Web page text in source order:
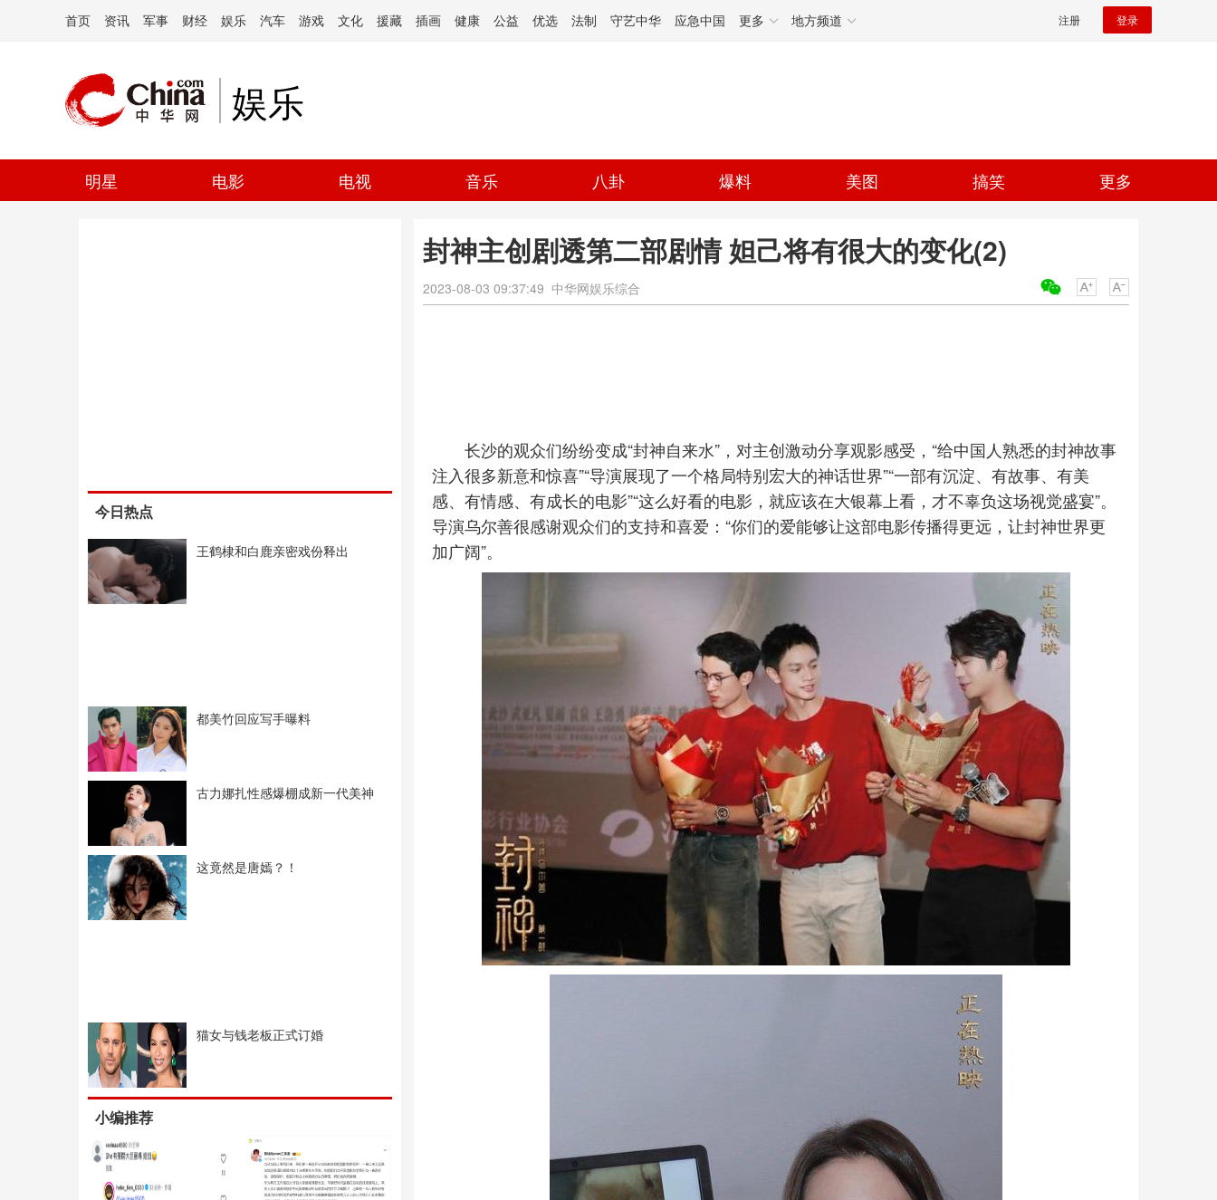
首页 资讯 军事 财经 娱乐 汽车 游戏 文化 援藏 插画 健康 公益 优选 法制 守艺中华 应急中国 更多 地方频道 注册 登录
娱乐
明星 电影 电视 音乐 八卦 爆料 美图 搞笑 更多
今日热点
王鹤棣和白鹿亲密戏份释出
都美竹回应写手曝料
古力娜扎性感爆棚成新一代美神
这竟然是唐嫣？！
猫女与钱老板正式订婚
小编推荐
封神主创剧透第二部剧情 妲己将有很大的变化(2)
2023-08-03 09:37:49 中华网娱乐综合
长沙的观众们纷纷变成“封神自来水”，对主创激动分享观影感受，“给中国人熟悉的封神故事
注入很多新意和惊喜”“导演展现了一个格局特别宏大的神话世界”“一部有沉淀、有故事、有美
感、有情感、有成长的电影”“这么好看的电影，就应该在大银幕上看，才不辜负这场视觉盛宴”。
导演乌尔善很感谢观众们的支持和喜爱：“你们的爱能够让这部电影传播得更远，让封神世界更
加广阔”。